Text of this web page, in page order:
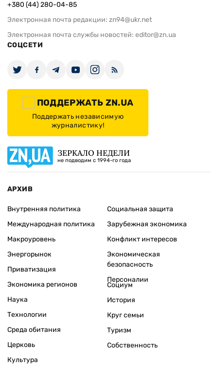
+380 (44) 280-04-85
Электронная почта редакции: zn94@ukr.net
Электронная почта службы новостей: editor@zn.ua
СОЦСЕТИ
ПОДДЕРЖАТЬ ZN.UA
Поддержать независимую
журналистику!
ЗЕРКАЛО НЕДЕЛИ
не подводим с 1994-го года
АРХИВ
Внутренняя политика
Международная политика
Макроуровень
Энергорынок
Приватизация
Экономика регионов
Социальная защита
Зарубежная экономика
Конфликт интересов
Экономическая
безопасность
Персоналии
Наука
Технологии
Среда обитания
Церковь
Культура
Социум
История
Круг семьи
Туризм
Собственность